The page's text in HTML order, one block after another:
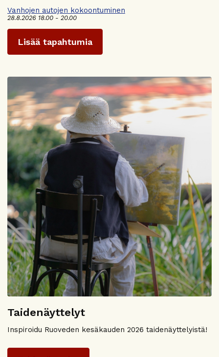
Vanhojen autojen kokoontuminen
28.8.2026 18.00 - 20.00
Lisää tapahtumia
Taidenäyttelyt
Inspiroidu Ruoveden kesäkauden 2026 taidenäyttelyistä!